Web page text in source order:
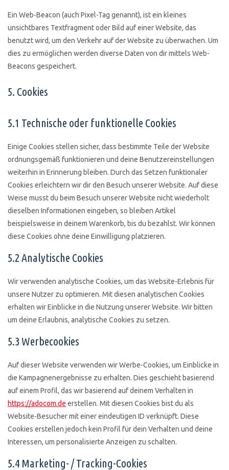
Ein Web-Beacon (auch Pixel-Tag genannt), ist ein kleines
unsichtbares Textfragment oder Bild auf einer Website, das
benutzt wird, um den Verkehr auf der Website zu überwachen. Um
dies zu ermöglichen werden diverse Daten von dir mittels Web-
Beacons gespeichert.
5. Cookies
5.1 Technische oder funktionelle Cookies
Einige Cookies stellen sicher, dass bestimmte Teile der Website
ordnungsgemäß funktionieren und deine Benutzereinstellungen
weiterhin in Erinnerung bleiben. Durch das Setzen funktionaler
Cookies erleichtern wir dir den Besuch unserer Website. Auf diese
Weise musst du beim Besuch unserer Website nicht wiederholt
dieselben Informationen eingeben, so bleiben Artikel
beispielsweise in deinem Warenkorb, bis du bezahlst. Wir können
diese Cookies ohne deine Einwilligung platzieren.
5.2 Analytische Cookies
Wir verwenden analytische Cookies, um das Website-Erlebnis für
unsere Nutzer zu optimieren. Mit diesen analytischen Cookies
erhalten wir Einblicke in die Nutzung unserer Website. Wir bitten
um deine Erlaubnis, analytische Cookies zu setzen.
5.3 Werbecookies
Auf dieser Website verwenden wir Werbe-Cookies, um Einblicke in
die Kampagnenergebnisse zu erhalten. Dies geschieht basierend
auf einem Profil, das wir basierend auf deinem Verhalten in
https://adocom.de erstellen. Mit diesen Cookies bist du als
Website-Besucher mit einer eindeutigen ID verknüpft. Diese
Cookies erstellen jedoch kein Profil für dein Verhalten und deine
Interessen, um personalisierte Anzeigen zu schalten.
5.4 Marketing- / Tracking-Cookies